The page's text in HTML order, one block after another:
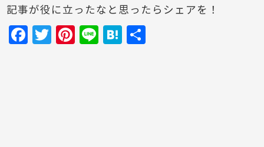
記事が役に立ったなと思ったらシェアを！
F
T
Pi Li H